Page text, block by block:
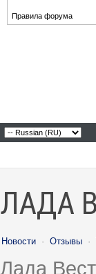
Правила форума
ЛАДА
Новости · Отзывы ·
Лада